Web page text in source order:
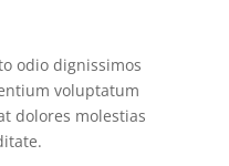
odio dignissimos
voluptatum
dolores molestias